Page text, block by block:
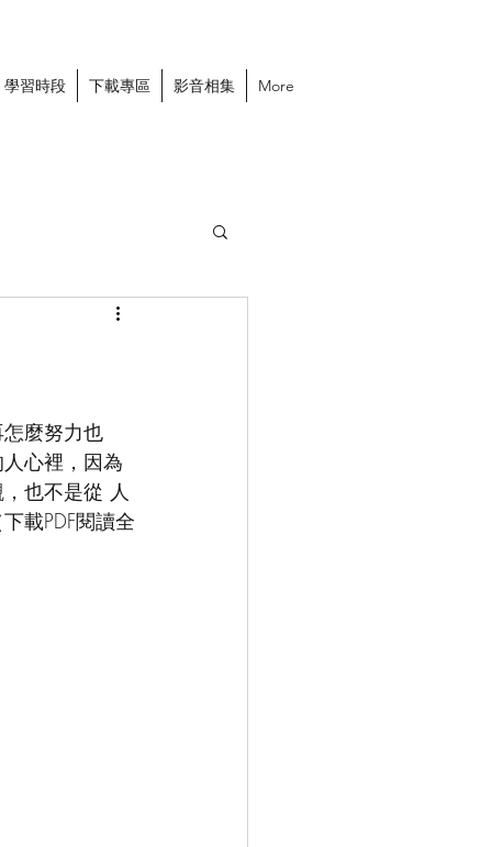
學習時段 下載專區 影音相集 More
麼努力也
心裡，因為
也不是從 人
載PDF閱讀全